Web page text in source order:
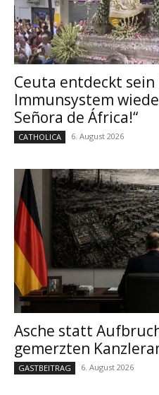
Ceuta entdeckt
Immunsystem
Señora de África!“
CATHOLICA 6. August 2026
Asche statt
gemerzten
GASTBEITRAG 6. August 2026